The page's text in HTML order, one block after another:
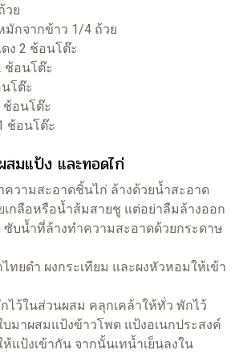
วย
กจากข้าว 1/4 ถ้วย
ง 2 ช้อนโต๊ะ
ช้อนโต๊ะ
โต๊ะ
ช้อนโต๊ะ
ช้อนโต๊ะ
มแป้ง และทอดไก่
ความสะอาดชิ้นไก่ ล้างด้วยน้ำสะอาด
เกลือหรือน้ำส้มสายชู แต่อย่าลืมล้างออก
ซับน้ำที่ล้างทำความสะอาดด้วยกระดาษ
ทยดำ ผงกระเทียม และผงหัวหอมให้เข้า
ไว้ในส่วนผสม คลุกเคล้าให้ทั่ว พักไว้
มาผสมแป้งข้าวโพด แป้งอเนกประสงค์
แป้งเข้ากัน จากนั้นเทน้ำเย็นลงใน